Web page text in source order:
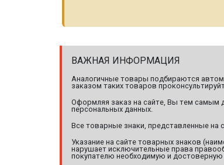
ВАЖНАЯ ИНФОРМАЦИЯ
Аналогичные товары подбираются
заказом таких товаров
Оформляя заказ на сайте, Вы тем самым
персональных данных.
Все товарные знаки, представленные на
Указание на сайте товарных знаков
нарушает исключительные права
покупателю необходимую и